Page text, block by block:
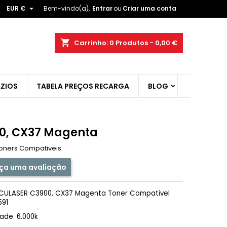
Bem-vindo(a), Entrarou Criar uma conta
EUR € 
shopping_cart Carrinho: 0 Produtos - 0,00 €
TABELA PREÇOS RECARGA BLOG
CX37 Magenta
Compativeis
uma avaliação
C3900, CX37 Magenta Toner Compativel
6.000k